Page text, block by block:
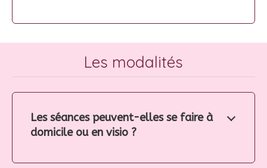
Les modalités
Les séances peuvent-elles se faire à
domicile ou en visio ?